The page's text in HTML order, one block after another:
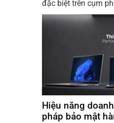
đặc biệt trên cụm
Hiệu năng
pháp bảo mật